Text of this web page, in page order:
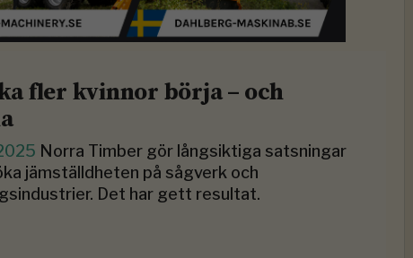
fler kvinnor börja – och
Norra Timber gör långsiktiga satsningar
jämställdheten på sågverk och
Det har gett resultat.